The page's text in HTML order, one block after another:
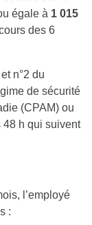
égale à 1 015
des 6
n°2 du
de sécurité
(CPAM) ou
48 h qui suivent
l’employé
: